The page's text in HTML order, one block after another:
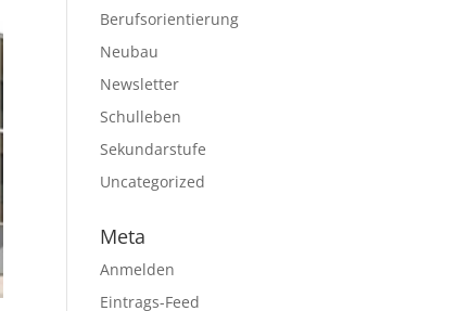
Berufsorientierung
Neubau
Newsletter
Schulleben
Sekundarstufe
Uncategorized
Meta
Anmelden
Eintrags-Feed